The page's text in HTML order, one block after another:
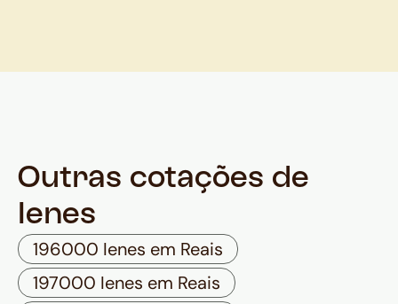
Outras cotações de
Ienes
196000 Ienes em Reais
197000 Ienes em Reais